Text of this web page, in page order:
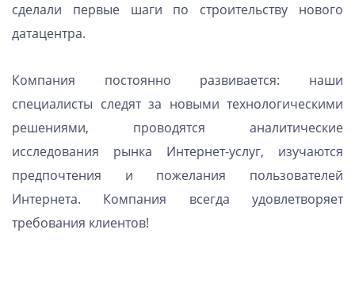
сделали первые шаги по строительству нового
датацентра.
Компания постоянно развивается: наши
специалисты следят за новыми технологическими
решениями, проводятся аналитические
исследования рынка Интернет-услуг, изучаются
предпочтения и пожелания пользователей
Интернета. Компания всегда удовлетворяет
требования клиентов!